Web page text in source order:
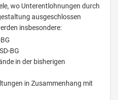
wo Unterentlohnungen durch
ausgeschlossen
insbesondere:
BG
in der bisherigen
in Zusammenhang mit